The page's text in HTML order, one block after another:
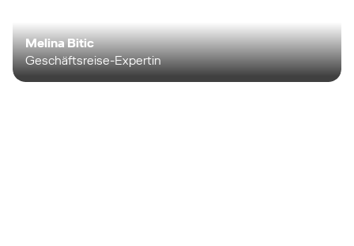
Melina Bitic
Geschäftsreise-Expertin